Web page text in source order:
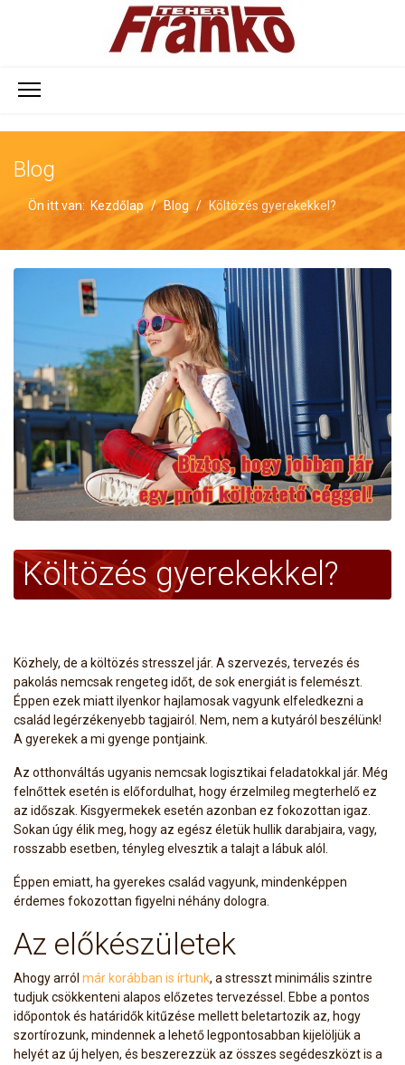
Blog
Ön itt van: Kezdőlap Blog Költözés gyerekekkel?
Költözés gyerekekkel?
Közhely, de a költözés stresszel jár. A szervezés, tervezés és
pakolás nemcsak rengeteg időt, de sok energiát is felemészt.
Éppen ezek miatt ilyenkor hajlamosak vagyunk elfeledkezni a
család legérzékenyebb tagjairól. Nem, nem a kutyáról beszélünk!
A gyerekek a mi gyenge pontjaink.
Az otthonváltás ugyanis nemcsak logisztikai feladatokkal jár. Még
felnőttek esetén is előfordulhat, hogy érzelmileg megterhelő ez
az időszak. Kisgyermekek esetén azonban ez fokozottan igaz.
Sokan úgy élik meg, hogy az egész életük hullik darabjaira, vagy,
rosszabb esetben, tényleg elvesztik a talajt a lábuk alól.
Éppen emiatt, ha gyerekes család vagyunk, mindenképpen
érdemes fokozottan figyelni néhány dologra.
Az előkészületek
Ahogy arról már korábban is írtunk, a stresszt minimális szintre
tudjuk csökkenteni alapos előzetes tervezéssel. Ebbe a pontos
időpontok és határidők kitűzése mellett beletartozik az, hogy
szortírozunk, mindennek a lehető legpontosabban kijelöljük a
helyét az új helyen, és beszerezzük az összes segédeszközt is a